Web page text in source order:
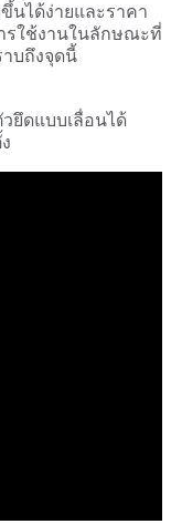
นได้ง่ายและราคา
รใช้งานในลักษณะที่
บถึงจุดนี้
ยึดแบบเลื่อนได้